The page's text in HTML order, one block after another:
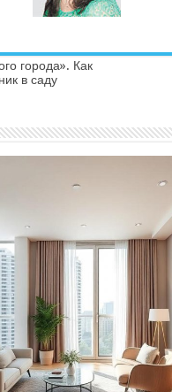
города». Как
в саду